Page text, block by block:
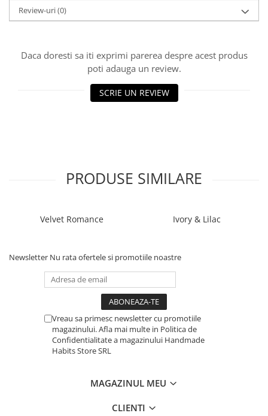
Review-uri(0)
Daca doresti sa iti exprimi parerea despre acest produs
poti adauga un review.
SCRIE UN REVIEW
PRODUSE SIMILARE
Velvet Romance Ivory & Lilac
Newsletter Nu rata ofertele si promotiile noastre
Vreau sa primesc newsletter cu promotiile
magazinului. Afla mai multe in Politica de
Confidentialitate a magazinului Handmade
Habits Store SRL
MAGAZINUL MEU
CLIENTI